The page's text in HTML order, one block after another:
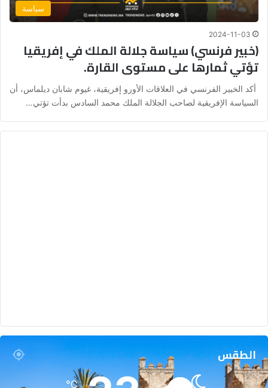
سياسة
2024-11-03
(خبير فرنسي) سياسة جلالة الملك في إفريقيا
تؤتي ثمارها على مستوى القارة.
أكد الخبير الفرنسي في العلاقات الأورو إفريقية، غيوم شابان ديلماس، أن
السياسة الإفريقية لصاحب الجلالة الملك محمد السادس بدأت تؤتي…
الطقس
℃